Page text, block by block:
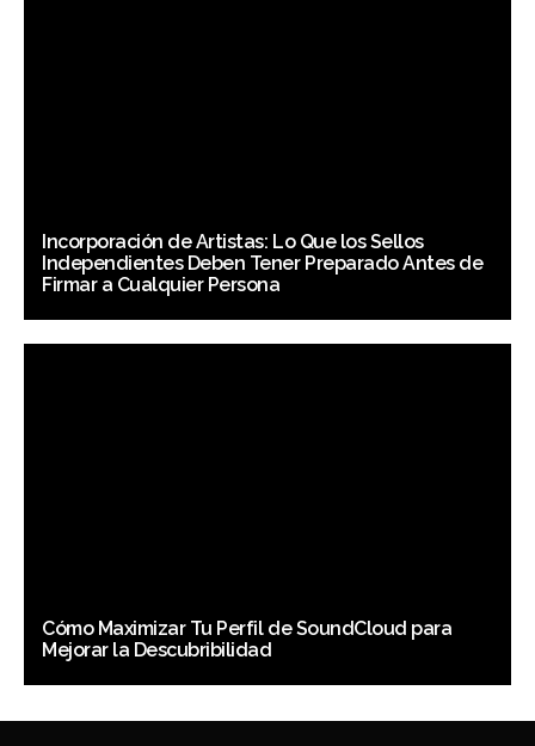
Incorporación de Artistas: Lo Que los Sellos
Independientes Deben Tener Preparado Antes de
Firmar a Cualquier Persona
Cómo Maximizar Tu Perfil de SoundCloud para
Mejorar la Descubribilidad